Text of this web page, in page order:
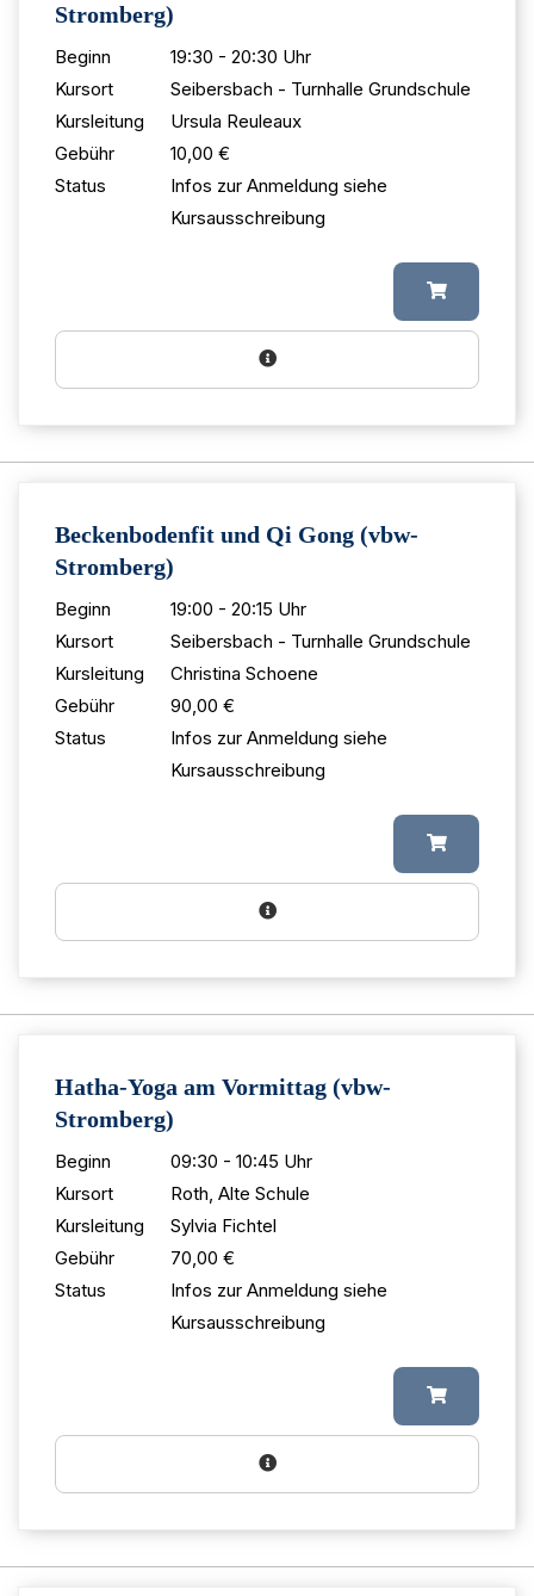
Stromberg)
Beginn
19:30 - 20:30 Uhr
Kursort
Seibersbach - Turnhalle Grundschule
Kursleitung
Ursula Reuleaux
Gebühr
10,00 €
Status
Infos zur Anmeldung siehe
Kursausschreibung
Beckenbodenfit und Qi Gong (vbw-
Stromberg)
Beginn
19:00 - 20:15 Uhr
Kursort
Seibersbach - Turnhalle Grundschule
Kursleitung
Christina Schoene
Gebühr
90,00 €
Status
Infos zur Anmeldung siehe
Kursausschreibung
Hatha-Yoga am Vormittag (vbw-
Stromberg)
Beginn
09:30 - 10:45 Uhr
Kursort
Roth, Alte Schule
Kursleitung
Sylvia Fichtel
Gebühr
70,00 €
Status
Infos zur Anmeldung siehe
Kursausschreibung